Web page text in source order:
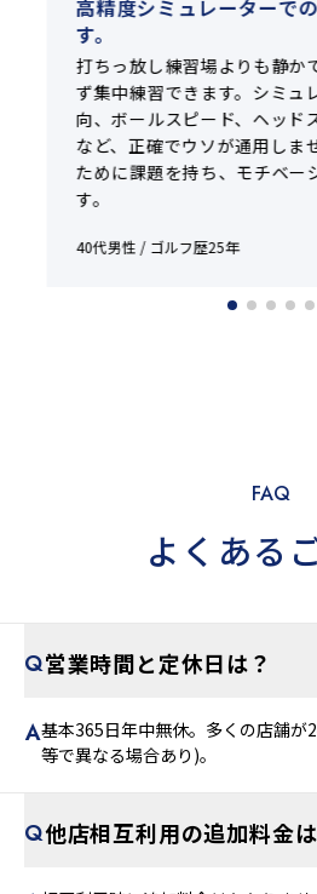
高精度シミュレーターで
す。
打ちっ放し練習場よりも静か
ず集中練習できます。シミュ
向、ボールスピード、ヘッド
など、正確でウソが通用しま
ために課題を持ち、モチベー
す。
40代男性 / ゴルフ歴25年
FAQ
よくある
営業時間と定休日は？
基本365日年中無休。多くの店舗が
等で異なる場合あり)。
他店相互利用の追加料金